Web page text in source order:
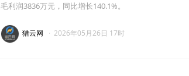
毛利润3836万元，同比增长140.1%。
猎云网 · 2026年05月26日 17时